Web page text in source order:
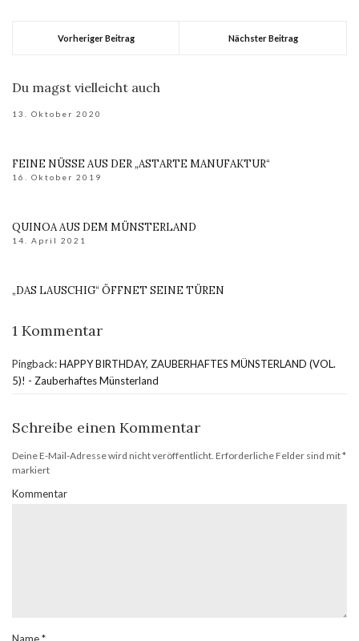
Vorheriger Beitrag Nächster Beitrag
Du magst vielleicht auch
13. Oktober 2020
FEINE NÜSSE AUS DER „ASTARTE MANUFAKTUR“
16. Oktober 2019
QUINOA AUS DEM MÜNSTERLAND
14. April 2021
„DAS LAUSCHIG“ ÖFFNET SEINE TÜREN
1 Kommentar
Pingback:HAPPY BIRTHDAY, ZAUBERHAFTES MÜNSTERLAND (VOL.
5)! - Zauberhaftes Münsterland
Schreibe einen Kommentar
Deine E-Mail-Adresse wird nicht veröffentlicht. Erforderliche Felder sind mit*
markiert
Kommentar